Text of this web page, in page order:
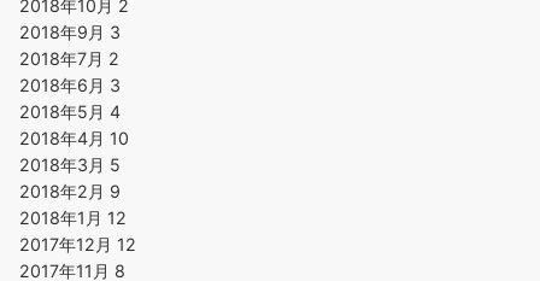
2018年10月 2
2018年9月 3
2018年7月 2
2018年6月 3
2018年5月 4
2018年4月 10
2018年3月 5
2018年2月 9
2018年1月 12
2017年12月 12
2017年11月 8